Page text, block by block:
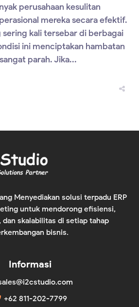
perusahaan kesulitan
mereka secara efektif.
kali tersebar di berbagai
ini menciptakan hambatan
parah. Jika...
Menyediakan solusi terpadu ERP
untuk mendorong efisiensi,
skalabilitas di setiap tahap
bisnis.
Informasi
+62 811-202-7799